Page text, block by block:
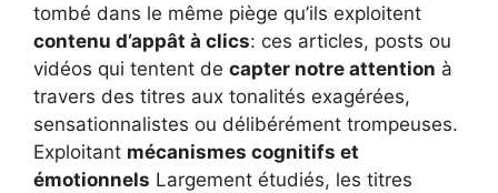
tombé dans le même piège qu’ils exploitent
contenu d’appât à clics: ces articles, posts ou
vidéos qui tentent de capter notre attention à
travers des titres aux tonalités exagérées,
sensationnalistes ou délibérément trompeuses.
Exploitant mécanismes cognitifs et
émotionnels Largement étudiés, les titres